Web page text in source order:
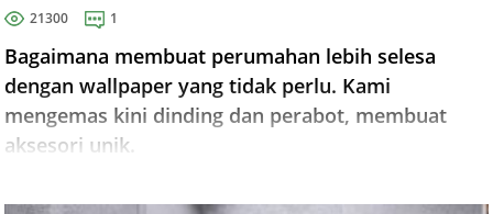
21300 1
Bagaimana membuat perumahan lebih selesa
dengan wallpaper yang tidak perlu. Kami
mengemas kini dinding dan perabot, membuat
aksesori unik.